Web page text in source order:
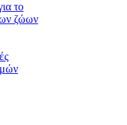
το
ζώων